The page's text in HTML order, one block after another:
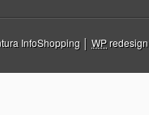
InfoShopping │ WPredesign